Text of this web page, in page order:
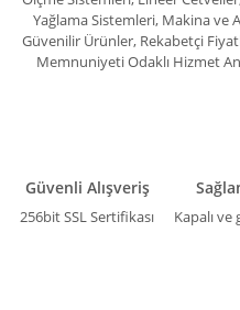
Yağlama Sistemleri, Makina ve
Güvenilir Ürünler, Rekabetçi
Memnuniyeti Odaklı Hizmet
Güvenli Alışveriş
256bit SSL Sertifikası Kapalı